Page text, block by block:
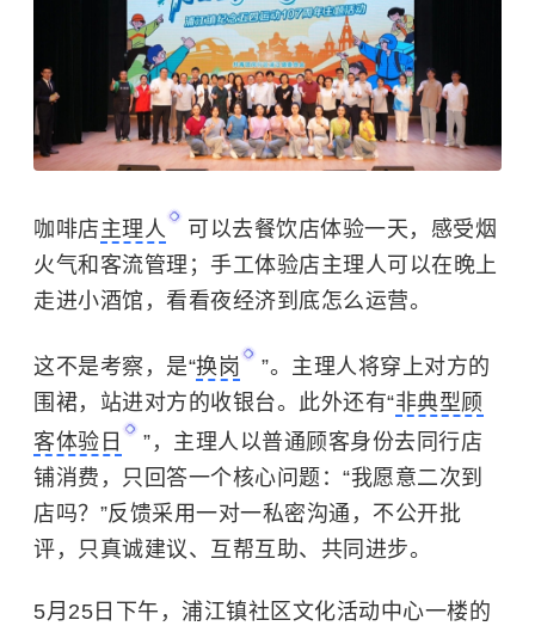
咖啡店主理人
可以去餐饮店体验一天，感受烟
火气和客流管理；手工体验店主理人可以在晚上
走进小酒馆，看看夜经济到底怎么运营。
这不是考察，是“换岗
”。主理人将穿上对方的
围裙，站进对方的收银台。此外还有“非典型顾
客体验日
”，主理人以普通顾客身份去同行店
铺消费，只回答一个核心问题：“我愿意二次到
店吗？”反馈采用一对一私密沟通，不公开批
评，只真诚建议、互帮互助、共同进步。
5月25日下午，浦江镇社区文化活动中心一楼的